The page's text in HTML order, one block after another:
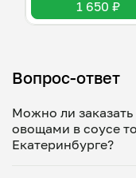
1 650 ₽
Вопрос-ответ
Можно ли
овощами в соусе
Екатеринбурге?